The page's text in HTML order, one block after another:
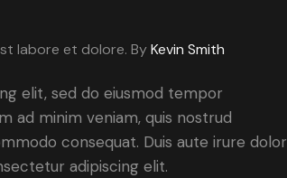
labore et dolore. ByKevin Smith
elit, sed do eiusmod tempor
ad minim veniam, quis nostrud
consequat. Duis aute irure dolor
adipiscing elit.